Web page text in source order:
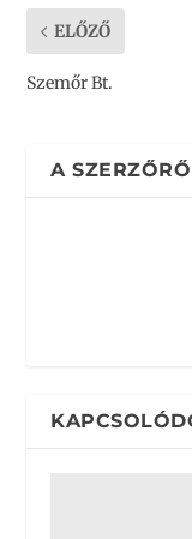
ELŐZŐ
Szemőr Bt.
A